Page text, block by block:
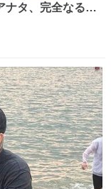
ナタ、完全なる同
トロ